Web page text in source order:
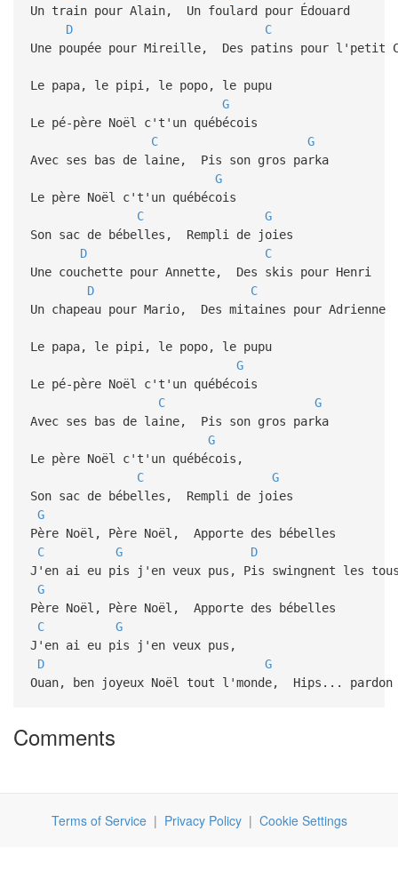
Un train pour Alain, Un foulard pour Édouard
D
C
Une poupée pour Mireille, Des patins pour l'petit
Le papa, le pipi, le popo, le pupu
G
Le pé-père Noël c't'un québécois
C
G
Avec ses bas de laine, Pis son gros parka
G
Le père Noël c't'un québécois
C
G
Son sac de bébelles, Rempli de joies
D
C
Une couchette pour Annette, Des skis pour Henri
D
C
Un chapeau pour Mario, Des mitaines pour Adrienne
Le papa, le pipi, le popo, le pupu
G
Le pé-père Noël c't'un québécois
C
G
Avec ses bas de laine, Pis son gros parka
G
Le père Noël c't'un québécois,
C
G
Son sac de bébelles, Rempli de joies
G
Père Noël, Père Noël, Apporte des bébelles
C
G
D
J'en ai eu pis j'en veux pus, Pis swingnent les
G
Père Noël, Père Noël, Apporte des bébelles
C
G
J'en ai eu pis j'en veux pus,
D
G
Ouan, ben joyeux Noël tout l'monde,
Comments
Terms of Service| Privacy Policy| Cookie Settings